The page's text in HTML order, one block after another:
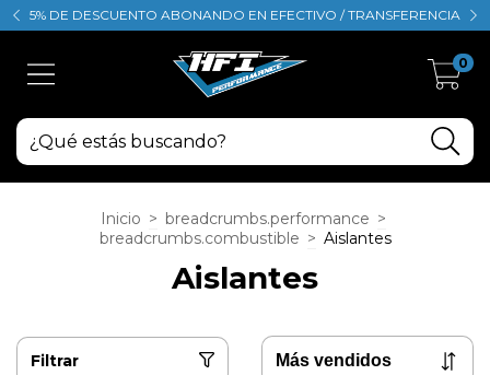
5% DE DESCUENTO ABONANDO EN EFECTIVO / TRANSFERENCIA
0
Inicio > breadcrumbs.performance >
breadcrumbs.combustible > Aislantes
Aislantes
Filtrar